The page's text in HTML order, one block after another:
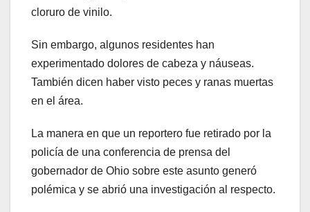
cloruro de vinilo.
Sin embargo, algunos residentes han
experimentado dolores de cabeza y náuseas.
También dicen haber visto peces y ranas muertas
en el área.
La manera en que un reportero fue retirado por la
policía de una conferencia de prensa del
gobernador de Ohio sobre este asunto generó
polémica y se abrió una investigación al respecto.